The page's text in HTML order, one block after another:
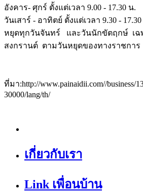
อังคาร- ศุกร์ ตั้งแต่เวลา 9.00 - 17.30 น
วันเสาร์ - อาทิตย์ ตั้งแต่เวลา 9.30 -
หยุดทุกวันจันทร์ และวันนักขัตฤกษ์ เฉ
สงกรานต์ ตามวันหยุดของทางราชการ
ที่มา:http://www.painaidii.com//business/
30000/lang/th/
เกี่ยวกับเรา
Link เพื่อนบ้าน